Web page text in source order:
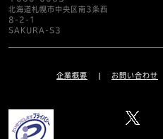
北海道札幌市中央区南3条西
8-2-1
SAKURA-S3
企業概要 お問い合わせ